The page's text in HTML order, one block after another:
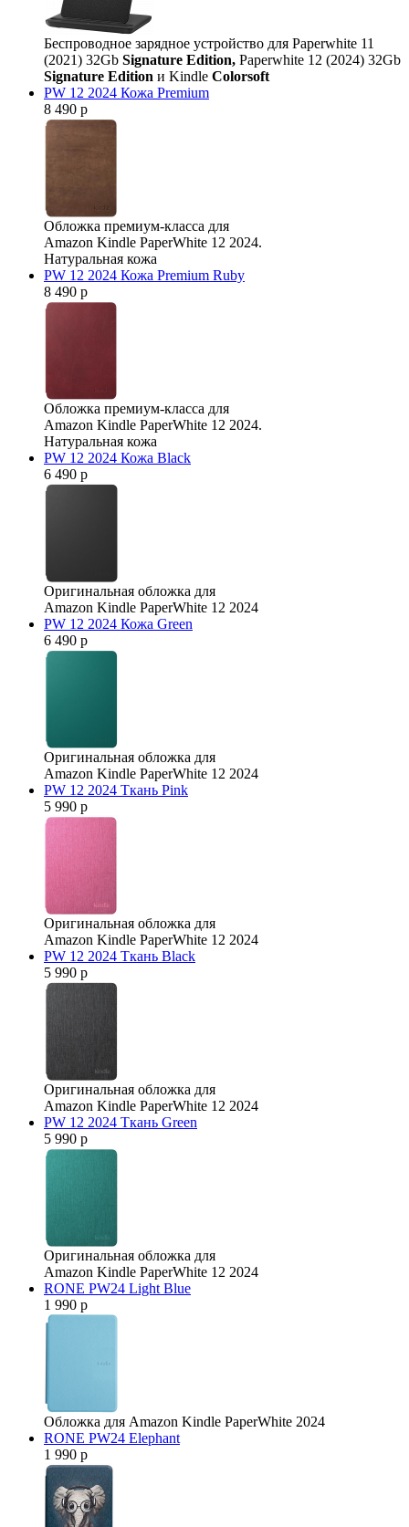
Беспроводное зарядное устройство для Paperwhite 11
(2021) 32Gb Signature Edition, Paperwhite 12 (2024) 32Gb
Signature Edition и Kindle Colorsoft
PW 12 2024 Кожа Premium
8 490 р
Обложка премиум-класса для
Amazon Kindle PaperWhite 12 2024.
Натуральная кожа
PW 12 2024 Кожа Premium Ruby
8 490 р
Обложка премиум-класса для
Amazon Kindle PaperWhite 12 2024.
Натуральная кожа
PW 12 2024 Кожа Black
6 490 р
Оригинальная обложка для
Amazon Kindle PaperWhite 12 2024
PW 12 2024 Кожа Green
6 490 р
Оригинальная обложка для
Amazon Kindle PaperWhite 12 2024
PW 12 2024 Ткань Pink
5 990 р
Оригинальная обложка для
Amazon Kindle PaperWhite 12 2024
PW 12 2024 Ткань Black
5 990 р
Оригинальная обложка для
Amazon Kindle PaperWhite 12 2024
PW 12 2024 Ткань Green
5 990 р
Оригинальная обложка для
Amazon Kindle PaperWhite 12 2024
RONE PW24 Light Blue
1 990 р
Обложка для Amazon Kindle PaperWhite 2024
RONE PW24 Elephant
1 990 р